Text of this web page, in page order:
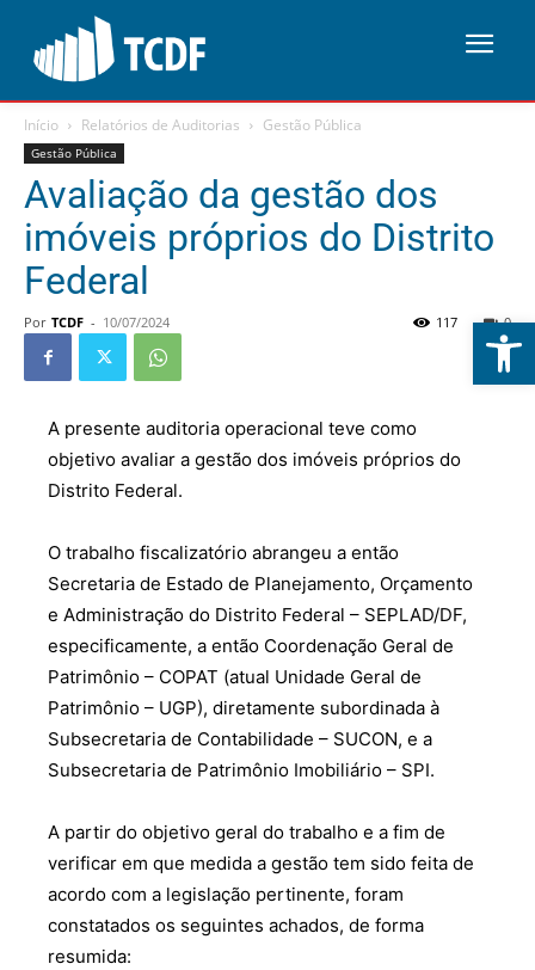
Abrir
Início Relatórios de Auditorias Gestão Pública
Gestão Pública
Avaliação da gestão dos
imóveis próprios do Distrito
Federal
Por TCDF - 10/07/2024 0
117
A presente auditoria operacional teve como
objetivo avaliar a gestão dos imóveis próprios do
Distrito Federal.
O trabalho fiscalizatório abrangeu a então
Secretaria de Estado de Planejamento, Orçamento
e Administração do Distrito Federal – SEPLAD/DF,
especificamente, a então Coordenação Geral de
Patrimônio – COPAT (atual Unidade Geral de
Patrimônio – UGP), diretamente subordinada à
Subsecretaria de Contabilidade – SUCON, e a
Subsecretaria de Patrimônio Imobiliário – SPI.
A partir do objetivo geral do trabalho e a fim de
verificar em que medida a gestão tem sido feita de
acordo com a legislação pertinente, foram
constatados os seguintes achados, de forma
resumida: